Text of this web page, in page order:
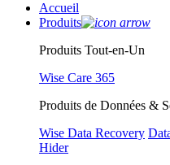
Accueil
Produits
Produits Tout-en-Un
Wise Care 365
Produits de Données &
Wise Data Recovery
Hider